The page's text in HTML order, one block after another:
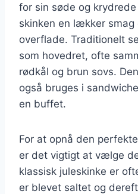
for sin søde og
skinken en lækker smag
overflade. Traditionelt
som hovedret, ofte
rødkål og brun sovs.
også bruges i
en buffet.
For at opnå den
er det vigtigt at vælge
klassisk juleskinke er
er blevet saltet og